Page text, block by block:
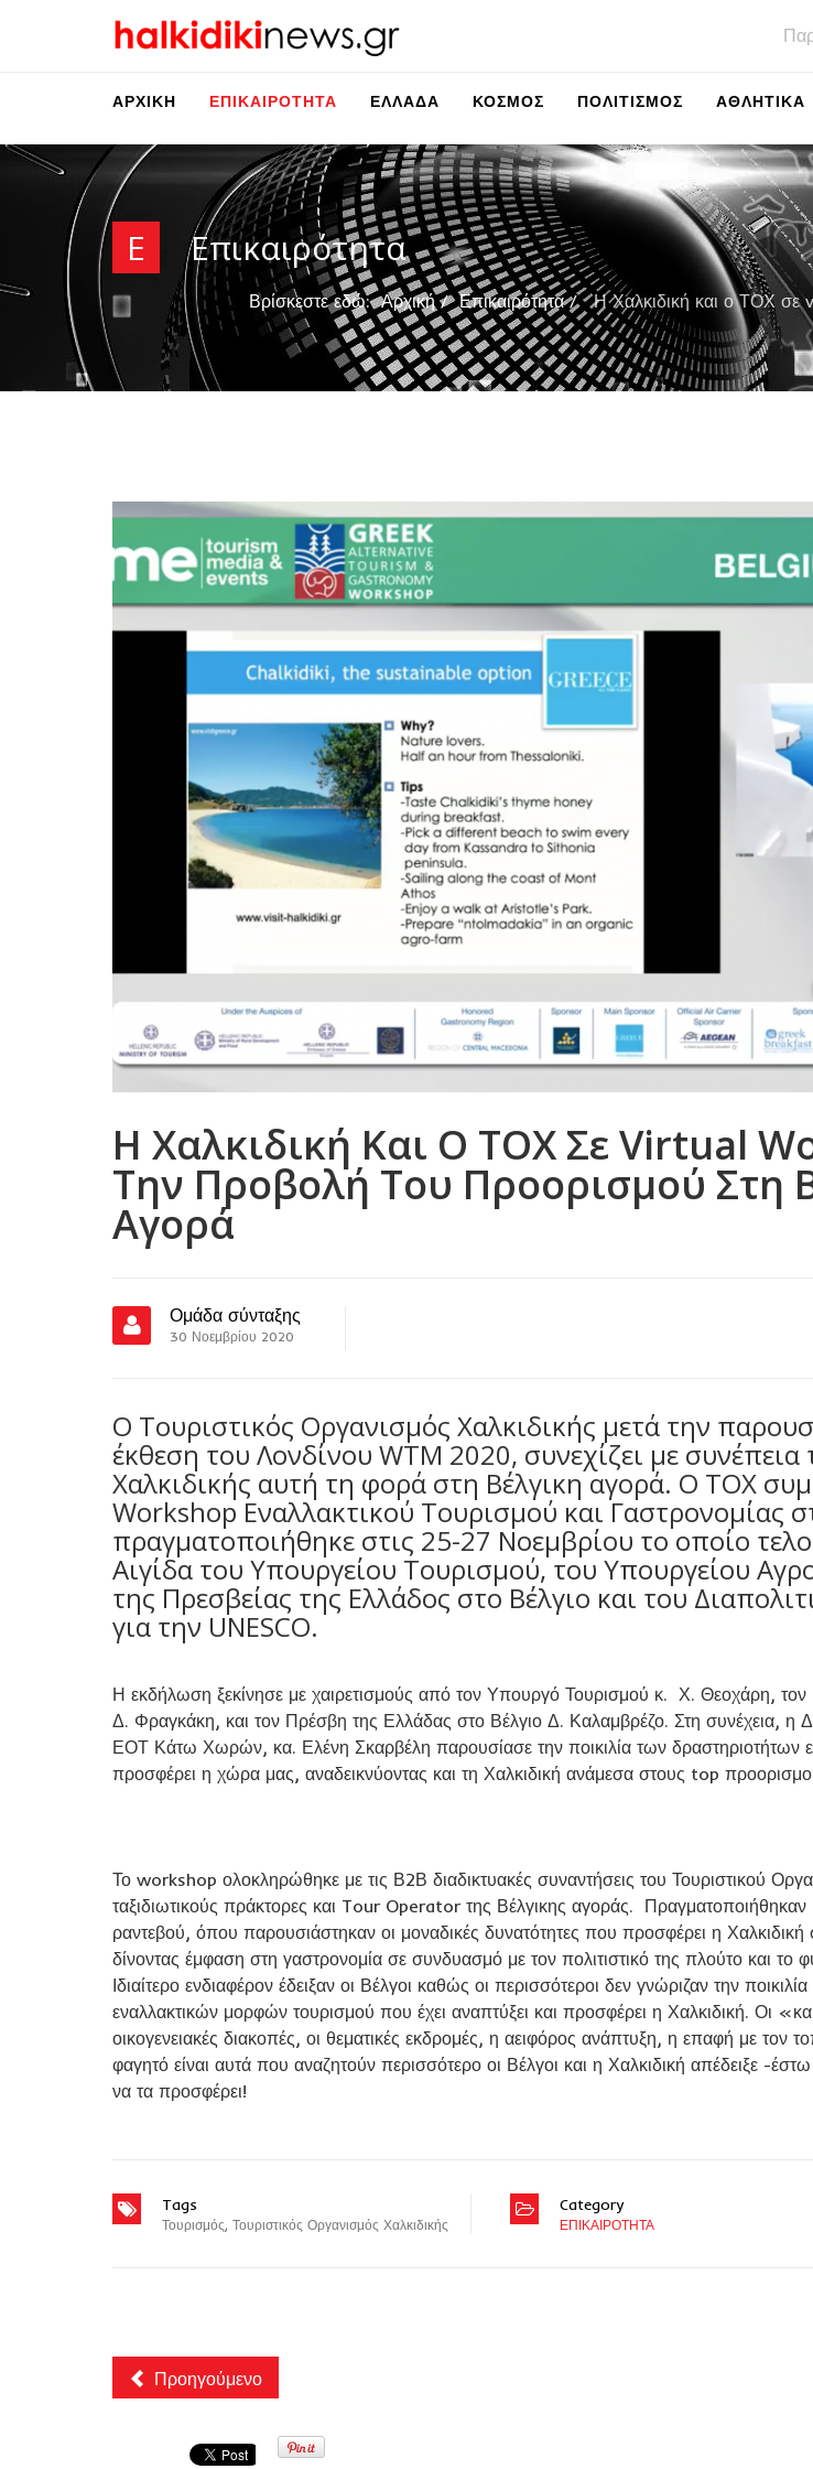
ΑΡΧΙΚΉ ΕΠΙΚΑΙΡΌΤΗΤΑ ΕΛΛΆΔΑ ΚΌΣΜΟΣ ΠΟΛΙΤΙΣΜΌΣ ΑΘΛΗΤΙΚΆ
Ε Επικαιρότητα
Βρίσκεστε εδώ:Αρχική Επικαιρότητα Η Χαλκιδική και ο ΤΟΧ σε
Η Χαλκιδική Και Ο ΤΟΧ Σε Virtual
Την Προβολή Του Προορισμού Στη
Αγορά
Ομάδα σύνταξης
30 Νοεμβρίου 2020
Ο Τουριστικός Οργανισμός Χαλκιδικής μετά την
έκθεση του Λονδίνου WTM 2020, συνεχίζει με
Χαλκιδικής αυτή τη φορά στη Βέλγικη αγορά. Ο ΤΟΧ
Workshop Εναλλακτικού Τουρισμού και Γαστρονομίας
πραγματοποιήθηκε στις 25-27 Νοεμβρίου το οποίο
Αιγίδα του Υπουργείου Τουρισμού, του Υπουργείου
της Πρεσβείας της Ελλάδος στο Βέλγιο και του
για την UNESCO.
Η εκδήλωση ξεκίνησε με χαιρετισμούς από τον Υπουργό Τουρισμού κ. Χ. Θεοχάρη,
Δ. Φραγκάκη, και τον Πρέσβη της Ελλάδας στο Βέλγιο Δ. Καλαμβρέζο. Στη συνέχεια, η
ΕΟΤ Κάτω Χωρών, κα. Ελένη Σκαρβέλη παρουσίασε την ποικιλία των δραστηριοτήτων
προσφέρει η χώρα μας, αναδεικνύοντας και τη Χαλκιδική ανάμεσα στους top
Το workshop ολοκληρώθηκε με τις Β2Β διαδικτυακές συναντήσεις του Τουριστικού
ταξιδιωτικούς πράκτορες και Tour Operator της Βέλγικης αγοράς.
ραντεβού, όπου παρουσιάστηκαν οι μοναδικές δυνατότητες που προσφέρει η Χαλκιδική
δίνοντας έμφαση στη γαστρονομία σε συνδυασμό με τον πολιτιστικό της πλούτο και το
Ιδιαίτερο ενδιαφέρον έδειξαν οι Βέλγοι καθώς οι περισσότεροι δεν γνώριζαν την
εναλλακτικών μορφών τουρισμού που έχει αναπτύξει και προσφέρει η Χαλκιδική. Οι
οικογενειακές διακοπές, οι θεματικές εκδρομές, η αειφόρος ανάπτυξη, η επαφή με τον
φαγητό είναι αυτά που αναζητούν περισσότερο οι Βέλγοι και η Χαλκιδική απέδειξε -έστω
να τα προσφέρει!
Tags
Τουρισμός, Τουριστικός Οργανισμός Χαλκιδικής
Category
ΕΠΙΚΑΙΡΟΤΗΤΑ
Προηγούμενο